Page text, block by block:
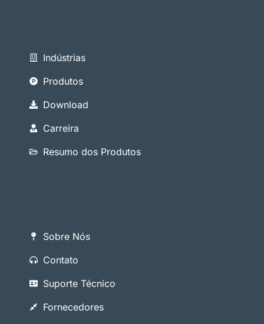
Indústrias
Produtos
Download
Carreira
Resumo dos Produtos
Sobre Nós
Contato
Suporte Técnico
Fornecedores